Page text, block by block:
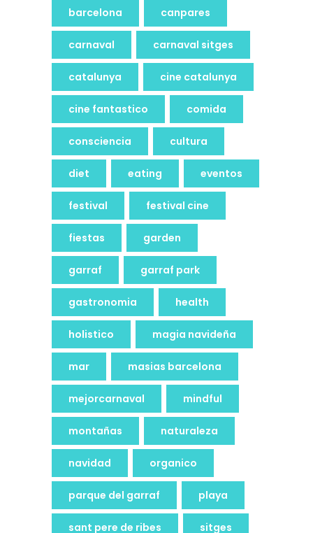
barcelona canpares
carnaval carnaval sitges
catalunya cine catalunya
cine fantastico comida
consciencia cultura
diet eating eventos
festival festival cine
fiestas garden
garraf garraf park
gastronomia health
holistico magia navideña
mar masias barcelona
mejorcarnaval mindful
montañas naturaleza
navidad organico
parque del garraf playa
sant pere de ribes sitges